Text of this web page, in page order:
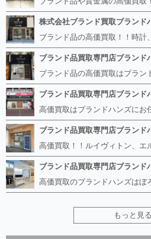
株式会社ブランド買取ブランド
ブランド品買取専門店ブランド
ブランド品買取専門店ブランド
ブランド品買取専門店ブランド
ブランド品買取専門店ブランド
もっと見る